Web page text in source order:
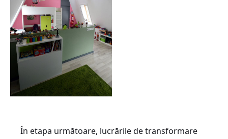
În etapa următoare, lucrările de transformare